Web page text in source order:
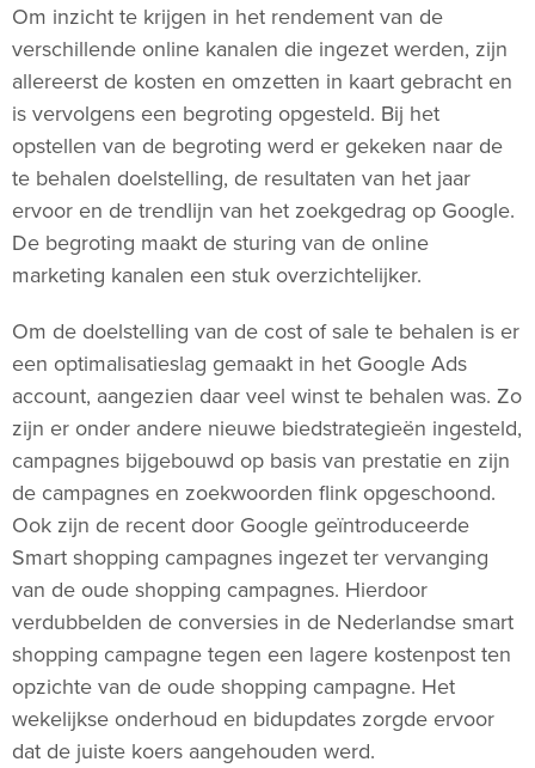
Om inzicht te krijgen in het rendement van de
verschillende online kanalen die ingezet werden, zijn
allereerst de kosten en omzetten in kaart gebracht en
is vervolgens een begroting opgesteld. Bij het
opstellen van de begroting werd er gekeken naar de
te behalen doelstelling, de resultaten van het jaar
ervoor en de trendlijn van het zoekgedrag op Google.
De begroting maakt de sturing van de online
marketing kanalen een stuk overzichtelijker.
Om de doelstelling van de cost of sale te behalen is er
een optimalisatieslag gemaakt in het Google Ads
account, aangezien daar veel winst te behalen was. Zo
zijn er onder andere nieuwe biedstrategieën ingesteld,
campagnes bijgebouwd op basis van prestatie en zijn
de campagnes en zoekwoorden flink opgeschoond.
Ook zijn de recent door Google geïntroduceerde
Smart shopping campagnes ingezet ter vervanging
van de oude shopping campagnes. Hierdoor
verdubbelden de conversies in de Nederlandse smart
shopping campagne tegen een lagere kostenpost ten
opzichte van de oude shopping campagne. Het
wekelijkse onderhoud en bidupdates zorgde ervoor
dat de juiste koers aangehouden werd.